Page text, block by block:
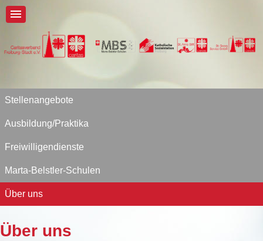
Stellenangebote
Ausbildung/Praktika
Freiwilligendienste
Marta-Belstler-Schulen
Über uns
Über uns